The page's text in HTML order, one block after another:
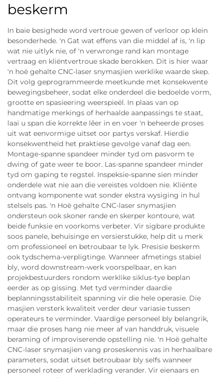
beskerm
In baie besighede word vertroue gewen of verloor op klein
besonderhede. 'n Gat wat effens van die middel af is, 'n lip
wat nie uitlyk nie, of 'n verwronge rand kan montage
vertraag en kliëntvertroue skade berokken. Dit is hier waar
'n hoë gehalte CNC-laser snymasjien werklike waarde skep.
Dit volg geprogrammeerde meetkunde met konsekwente
bewegingsbeheer, sodat elke onderdeel die bedoelde vorm,
grootte en spasieering weerspieël. In plaas van op
handmatige merkings of herhaalde aanpassings te staat,
laai u span die korrekte lêer in en voer 'n beheerde proses
uit wat eenvormige uitset oor partys verskaf. Hierdie
konsekwentheid het praktiese gevolge vanaf dag een.
Montage-spanne spandeer minder tyd om pasvorm te
dwing of gate weer te boor. Las-spanne spandeer minder
tyd om gaping te regstel. Inspeksie-spanne sien minder
onderdele wat nie aan die vereistes voldoen nie. Kliënte
ontvang komponente wat sonder ekstra wysiging in hul
stelsels pas. 'n Hoë gehalte CNC-laser snymasjien
ondersteun ook skoner rande en skerper kontoure, wat
beide funksie en voorkoms verbeter. Vir sigbare produkte
soos panele, behuisinge en versierstukke, help dit u merk
om professioneel en betroubaar te lyk. Presisie beskerm
ook tydschema-verpligtinge. Wanneer afmetings stabiel
bly, word downstream-werk voorspelbaar, en kan
projekbestuurders rondom werklike siklus-tye beplan
eerder as op gissing. Met tyd verminder daardie
beplanningsstabiliteit spanning vir die hele operasie. Die
masjien versterk kwaliteit verder deur variasie tussen
operateurs te verminder. Vaardige personeel bly belangrik,
maar die proses hang nie meer af van handdruk, visuele
beraming of improviserende opstelling nie. 'n Hoë gehalte
CNC-laser snymasjien vang proseskennis vas in herhaalbare
parameters, sodat uitset betroubaar bly selfs wanneer
personeel roteer of werklading verander. Vir eienaars en